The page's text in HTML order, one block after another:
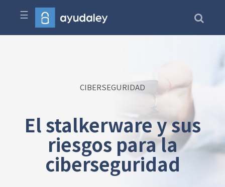
☰
CIBERSEGURIDAD
El stalkerware y sus
riesgos para la
ciberseguridad